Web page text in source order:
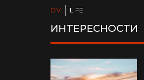
DV LIFE
ИНТЕРЕСНОСТИ